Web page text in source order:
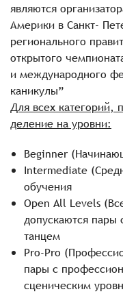
являются
Америки в Санкт-
регионального
открытого
и международного
каникулы”
Для всех категорий,
деление на уровни:
Beginner
Intermediate
обучения
Open All Levels
допускаются
танцем
Pro-Pro
пары с
сценическим